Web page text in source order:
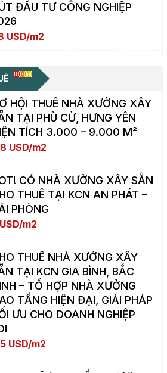
ĐẦU TƯ CÔNG NGHIỆP
USD/m2
HỘI THUÊ NHÀ XƯỞNG XÂY
TẠI PHÙ CỪ, HƯNG YÊN
TÍCH 3.000 – 9.000 M²
USD/m2
CÓ NHÀ XƯỞNG XÂY SẴN
THUÊ TẠI KCN AN PHÁT –
PHÒNG
m2
THUÊ NHÀ XƯỞNG XÂY
TẠI KCN GIA BÌNH, BẮC
– TỔ HỢP NHÀ XƯỞNG
TẦNG HIỆN ĐẠI, GIẢI PHÁP
ƯU CHO DOANH NGHIỆP
USD/m2